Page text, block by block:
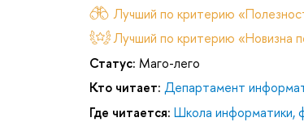
Лучший по критерию
Лучший по критерию «Новизна
Статус: Маго-лего
Кто читает: Департамент
Где читается: Школа информатики,